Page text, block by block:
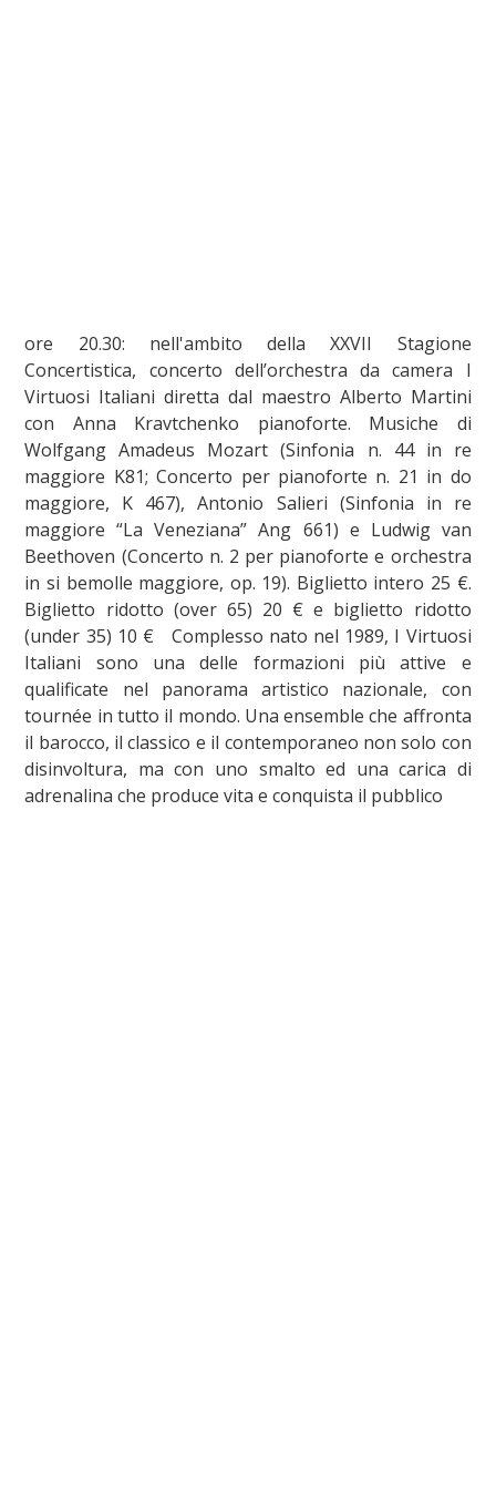
ore 20.30: nell'ambito della XXVII Stagione
Concertistica, concerto dell’orchestra da camera I
Virtuosi Italiani diretta dal maestro Alberto Martini
con Anna Kravtchenko pianoforte. Musiche di
Wolfgang Amadeus Mozart (Sinfonia n. 44 in re
maggiore K81; Concerto per pianoforte n. 21 in do
maggiore, K 467), Antonio Salieri (Sinfonia in re
maggiore “La Veneziana” Ang 661) e Ludwig van
Beethoven (Concerto n. 2 per pianoforte e orchestra
in si bemolle maggiore, op. 19). Biglietto intero 25 €.
Biglietto ridotto (over 65) 20 € e biglietto ridotto
(under 35) 10 € Complesso nato nel 1989, I Virtuosi
Italiani sono una delle formazioni più attive e
qualificate nel panorama artistico nazionale, con
tournée in tutto il mondo. Una ensemble che affronta
il barocco, il classico e il contemporaneo non solo con
disinvoltura, ma con uno smalto ed una carica di
adrenalina che produce vita e conquista il pubblico